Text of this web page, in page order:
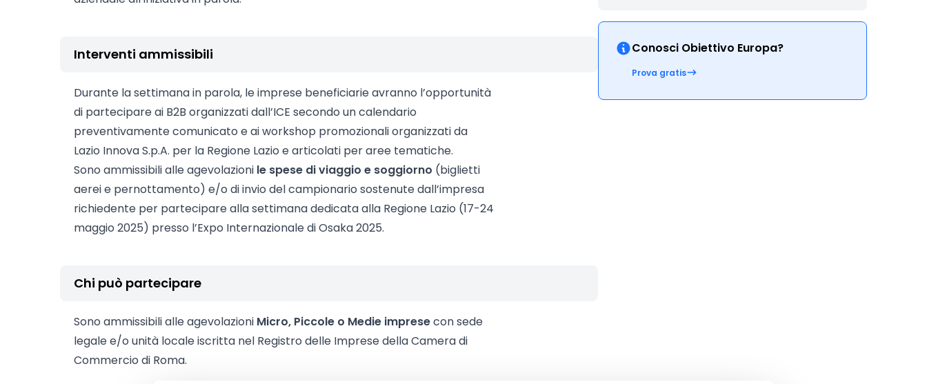
Interventi ammissibili
Durante la settimana in parola, le imprese beneficiarie avranno l’opportunità
di partecipare ai B2B organizzati dall’ICE secondo un calendario
preventivamente comunicato e ai workshop promozionali organizzati da
Lazio Innova S.p.A. per la Regione Lazio e articolati per aree tematiche.
Sono ammissibili alle agevolazioni le spese di viaggio e soggiorno (biglietti
aerei e pernottamento) e/o di invio del campionario sostenute dall’impresa
richiedente per partecipare alla settimana dedicata alla Regione Lazio (17-24
maggio 2025) presso l’Expo Internazionale di Osaka 2025.
Chi può partecipare
Sono ammissibili alle agevolazioni Micro, Piccole o Medie impresecon sede
legale e/o unità locale iscritta nel Registro delle Imprese della Camera di
Commercio di Roma.
Conosci Obiettivo Europa?
Prova gratis